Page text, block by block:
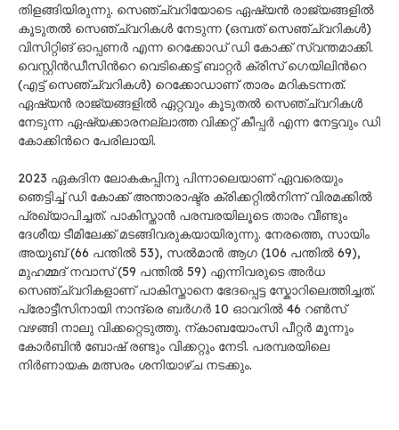
തിളങ്ങിയിരുന്നു. സെഞ്ച്വറിയോടെ ഏഷ്യൻ രാജ്യങ്ങളിൽ
കൂടുതൽ സെഞ്ച്വറികൾ നേടുന്ന (ഒമ്പത് സെഞ്ച്വറികൾ)
വിസിറ്റിങ് ഓപ്പണർ എന്ന റെക്കോഡ് ഡി കോക്ക് സ്വന്തമാക്കി.
വെസ്റ്റിൻഡീസിന്‍റെ വെടിക്കെട്ട് ബാറ്റർ ക്രിസ് ഗെയിലിന്‍റെ
(എട്ട് സെഞ്ച്വറികൾ) റെക്കോഡാണ് താരം മറികടന്നത്.
ഏഷ്യൻ രാജ്യങ്ങളിൽ ഏറ്റവും കൂടുതൽ സെഞ്ച്വറികൾ
നേടുന്ന ഏഷ്യക്കാരനല്ലാത്ത വിക്കറ്റ് കീപ്പർ എന്ന നേട്ടവും ഡി
കോക്കിന്‍റെ പേരിലായി.
2023 ഏകദിന ലോകകപ്പിനു പിന്നാലെയാണ് ഏവരെയും
ഞെട്ടിച്ച് ഡി കോക്ക് അന്താരാഷ്ട്ര ക്രിക്കറ്റിൽനിന്ന് വിരമക്കിൽ
പ്രഖ്യാപിച്ചത്. പാകിസ്താൻ പരമ്പരയിലൂടെ താരം വീണ്ടും
ദേശീയ ടീമിലേക്ക് മടങ്ങിവരുകയായിരുന്നു. നേരത്തെ, സായിം
അയൂബ് (66 പന്തിൽ 53), സൽമാൻ ആഗ (106 പന്തിൽ 69),
മുഹമ്മദ് നവാസ് (59 പന്തിൽ 59) എന്നിവരുടെ അർധ
സെഞ്ച്വറികളാണ് പാകിസ്താനെ ഭേദപ്പെട്ട സ്കോറിലെത്തിച്ചത്.
പ്രോട്ടീസിനായി നാന്ദ്രെ ബർഗർ 10 ഓവറിൽ 46 റൺസ്
വഴങ്ങി നാലു വിക്കറ്റെടുത്തു. ന്കാബയോംസി പീറ്റർ മൂന്നും
കോർബിൻ ബോഷ് രണ്ടും വിക്കറ്റും നേടി. പരമ്പരയിലെ
നിർണായക മത്സരം ശനിയാഴ്ച നടക്കും.